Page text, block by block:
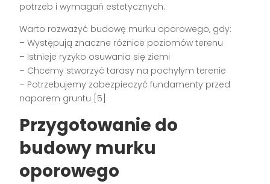
potrzeb i wymagań estetycznych.
Warto rozważyć budowę murku oporowego, gdy:
– Występują znaczne różnice poziomów terenu
– Istnieje ryzyko osuwania się ziemi
– Chcemy stworzyć tarasy na pochyłym terenie
– Potrzebujemy zabezpieczyć fundamenty przed
naporem gruntu [5]
Przygotowanie do
budowy murku
oporowego